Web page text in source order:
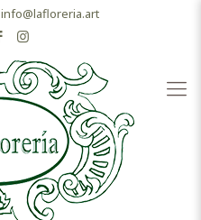
info@lafloreria.art